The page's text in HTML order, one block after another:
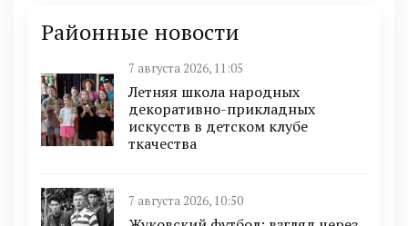
Районные новости
7 августа 2026, 11:05
Летняя школа народных
декоративно-прикладных
искусств в детском клубе
ткачества
7 августа 2026, 10:50